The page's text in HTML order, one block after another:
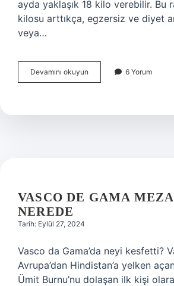
ayda yaklaşık 18 kilo verebilir. Bu
kilosu arttıkça, egzersiz ve diyet
veya…
Devamını okuyun
Ayda
Vermek
6 Yorum
VASCO DE GAMA
NEREDE
Tarih: Eylül 27, 2024
Vasco da Gama’da neyi kesfetti?
Avrupa’dan Hindistan’a yelken
Ümit Burnu’nu dolaşan ilk kişi